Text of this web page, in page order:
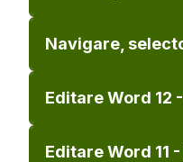
Navigare,
Editare Word
Editare Word 11